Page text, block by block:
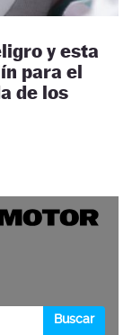
y esta
para el
de los